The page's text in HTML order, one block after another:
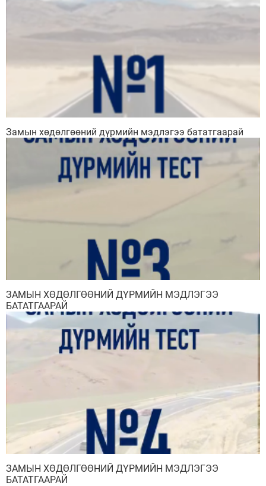
Замын хөдөлгөөний дүрмийн мэдлэгээ бататгаарай
ЗАМЫН ХӨДӨЛГӨӨНИЙ ДҮРМИЙН МЭДЛЭГЭЭ
БАТАТГААРАЙ
ЗАМЫН ХӨДӨЛГӨӨНИЙ ДҮРМИЙН МЭДЛЭГЭЭ
БАТАТГААРАЙ